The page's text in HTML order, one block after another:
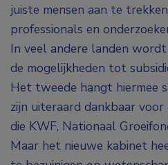
juiste mensen aan te
professionals en
In veel andere landen
de mogelijkheden tot
Het tweede hangt hiermee
zijn uiteraard dankbaar
die KWF, Nationaal
Maar het nieuwe kabinet